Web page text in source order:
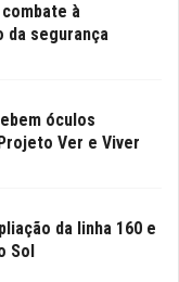
à
da segurança
óculos
Ver e Viver
da linha 160 e
Sol